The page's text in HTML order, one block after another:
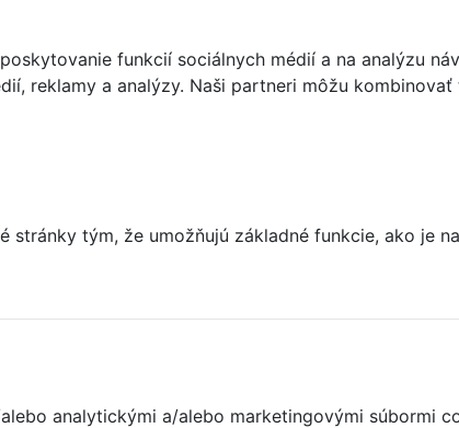
funkcií sociálnych médií a na analýzu
reklamy a analýzy. Naši partneri môžu
tým, že umožňujú základné funkcie, ako je
analytickými a/alebo marketingovými súbormi